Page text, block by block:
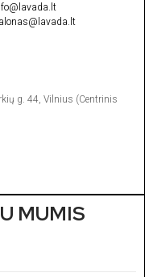
g. 44, Vilnius (Centrinis
MUMIS